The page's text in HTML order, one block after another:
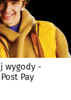
wygody -
Pay